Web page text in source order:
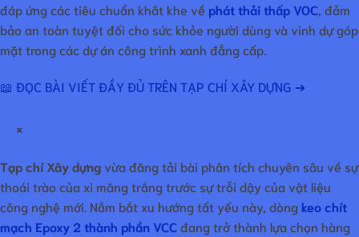
đáp ứng các tiêu chuẩn khắt khe về phát thải thấp VOC , đảm
bảo an toàn tuyệt đối cho sức khỏe người dùng và vinh dự góp
mặt trong các dự án công trình xanh đẳng cấp.
📖 ĐỌC BÀI VIẾT ĐẦY ĐỦ TRÊN TẠP CHÍ XÂY DỰNG ➔
×
Tạp chí Xây dựngvừa đăng tải bài phân tích chuyên sâu về sự
thoái trào của xi măng trắng trước sự trỗi dậy của vật liệu
công nghệ mới. Nắm bắt xu hướng tất yếu này, dòng keo chít
mạch Epoxy 2 thành phần VCC đang trở thành lựa chọn hàng